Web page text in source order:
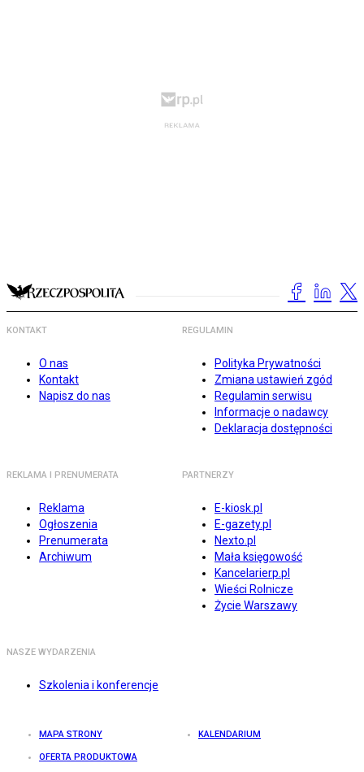
KONTAKT
O nas
Kontakt
Napisz do nas
REGULAMIN
Polityka Prywatności
Zmiana ustawień zgód
Regulamin serwisu
Informacje o nadawcy
Deklaracja dostępności
REKLAMA I PRENUMERATA
Reklama
Ogłoszenia
Prenumerata
Archiwum
PARTNERZY
E-kiosk.pl
E-gazety.pl
Nexto.pl
Mała księgowość
Kancelarierp.pl
Wieści Rolnicze
Życie Warszawy
NASZE WYDARZENIA
Szkolenia i konferencje
MAPA STRONY KALENDARIUM
OFERTA PRODUKTOWA